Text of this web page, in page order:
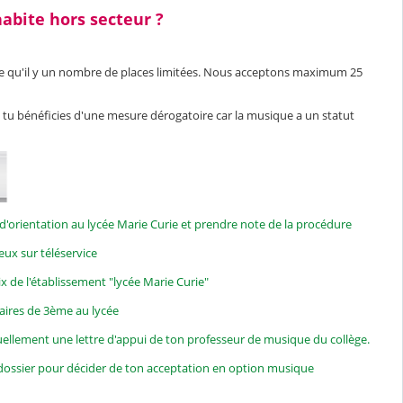
hors secteur ?
y un nombre de places limitées. Nous acceptons maximum 25
tu bénéficies d'une mesure dérogatoire car la musique a un statut
au lycée Marie Curie et prendre note de la procédure
sur téléservice
de l'établissement "lycée Marie Curie"
de 3ème au lycée
une lettre d'appui de ton professeur de musique du collège.
pour décider de ton acceptation en option musique